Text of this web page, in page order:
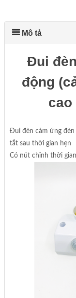
Mô tả
Đui
động
cao
Đui đèn cảm ứng
tắt sau thời gian hẹn
Có nút chỉnh thời